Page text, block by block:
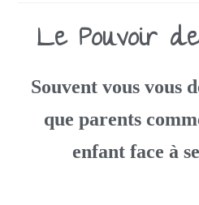
Le Pouvoir
Souvent vous vous
que parents
enfant face à